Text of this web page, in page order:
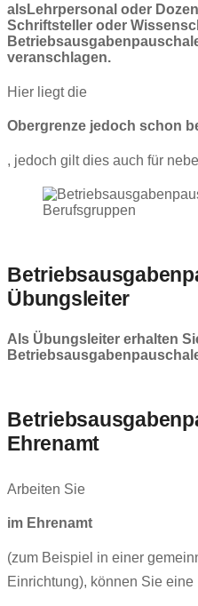
alsLehrpersonal oder
Schriftsteller oder
veranschlagen.
Hier liegt die
Obergrenze jedoch schon
, jedoch gilt dies auch für
Übungsleiter
Als Übungsleiter erhalten
Ehrenamt
Arbeiten Sie
im Ehrenamt
(zum Beispiel in einer
Einrichtung), können Sie eine